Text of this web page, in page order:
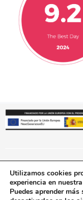
© 2019 TBD
Aviso legal –
Política de
Utilizamos cookies
experiencia en
Puedes aprender